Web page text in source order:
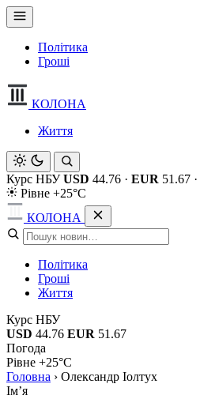
Політика
Гроші
КОЛОНА
Життя
Курс НБУ USD 44.76 · EUR 51.67 ·
Рівне +25°C
КОЛОНА
Політика
Гроші
Життя
Курс НБУ
USD 44.76 EUR 51.67
Погода
Рівне +25°C
Головна › Олександр Іолтух
Імʼя